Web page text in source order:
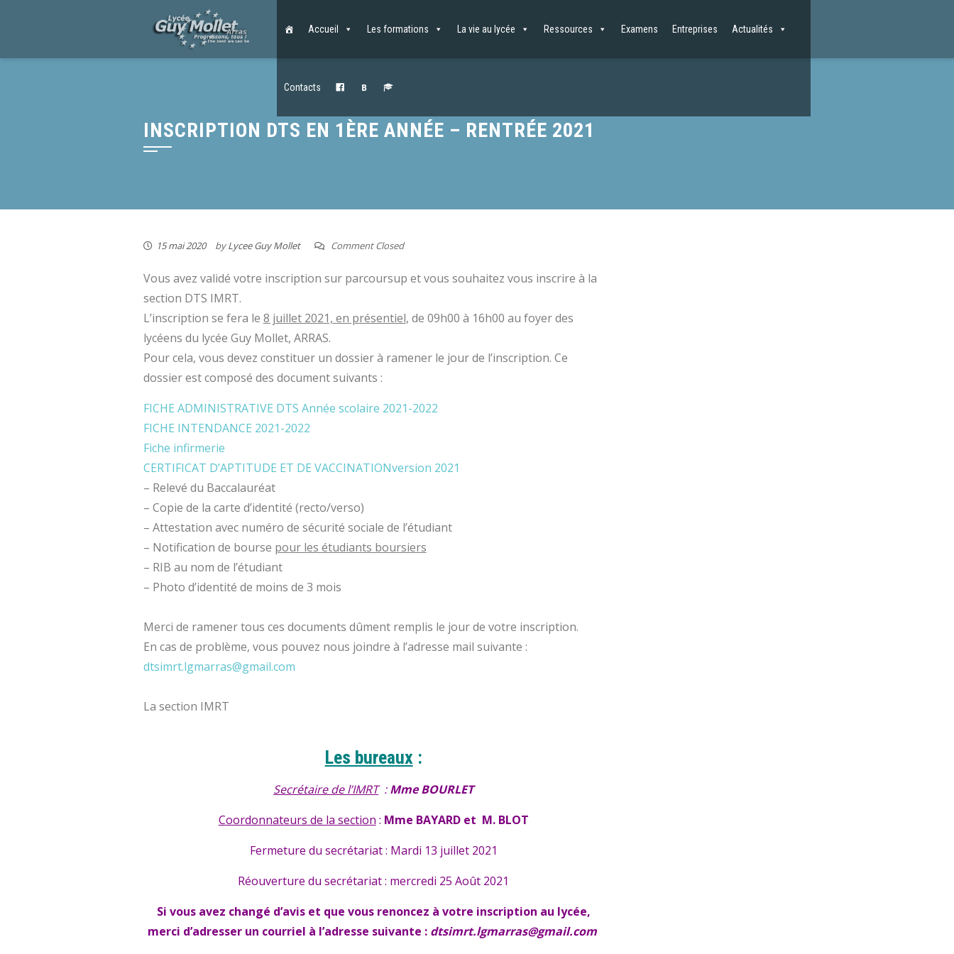
Accueil Les formations La vie au lycée Ressources Examens Entreprises Actualités
Contacts
INSCRIPTION DTS EN 1ÈRE ANNÉE – RENTRÉE 2021
15 mai 2020 byLycee Guy Mollet Comment Closed
Vous avez validé votre inscription sur parcoursup et vous souhaitez vous inscrire à la
section DTS IMRT.
L’inscription se fera le 8 juillet 2021, en présentiel, de 09h00 à 16h00 au foyer des
lycéens du lycée Guy Mollet, ARRAS.
Pour cela, vous devez constituer un dossier à ramener le jour de l’inscription. Ce
dossier est composé des document suivants :
FICHE ADMINISTRATIVE DTS Année scolaire 2021-2022
FICHE INTENDANCE 2021-2022
Fiche infirmerie
CERTIFICAT D’APTITUDE ET DE VACCINATIONversion 2021
– Relevé du Baccalauréat
– Copie de la carte d’identité (recto/verso)
– Attestation avec numéro de sécurité sociale de l’étudiant
– Notification de bourse pour les étudiants boursiers
– RIB au nom de l’étudiant
– Photo d’identité de moins de 3 mois
Merci de ramener tous ces documents dûment remplis le jour de votre inscription.
En cas de problème, vous pouvez nous joindre à l’adresse mail suivante :
dtsimrt.lgmarras@gmail.com
La section IMRT
Les bureaux:
Secrétaire de l’IMRT:Mme BOURLET
Coordonnateurs de la section : Mme BAYARD et M. BLOT
Fermeture du secrétariat : Mardi 13 juillet 2021
Réouverture du secrétariat : mercredi 25 Août 2021
Si vous avez changé d’avis et que vous renoncez à votre inscription au lycée,
merci d’adresser un courriel à l’adresse suivante : dtsimrt.lgmarras@gmail.com